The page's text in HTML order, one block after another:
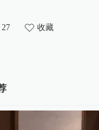
27 收藏